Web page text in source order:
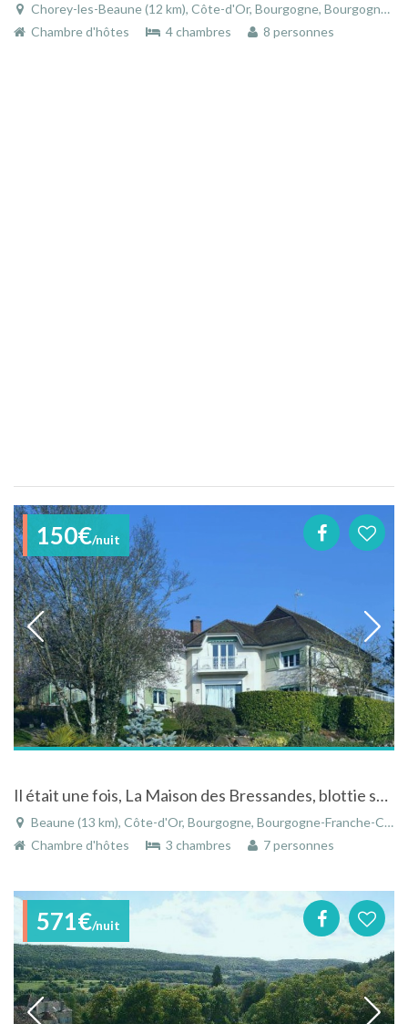
Chorey-les-Beaune (12 km), Côte-d'Or, Bourgogne, Bourgogne-Franche-Comté, France
Chambre d'hôtes
4 chambres 8 personnes
150€/nuit
Il était une fois, La Maison des Bressandes, blottie sur « La Montagne » de Beaune
Beaune (13 km), Côte-d'Or, Bourgogne, Bourgogne-Franche-Comté, France
Chambre d'hôtes
3 chambres 7 personnes
571€/nuit